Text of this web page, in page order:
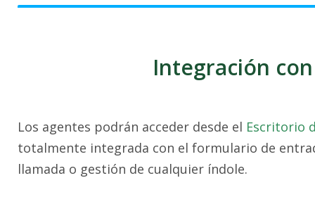
Integración
Los agentes podrán acceder desde el Escritorio
totalmente integrada con el formulario de
llamada o gestión de cualquier índole.